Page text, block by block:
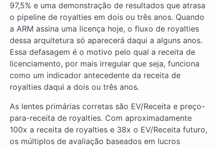
97,5% e uma demonstração de resultados que atrasa
o pipeline de royalties em dois ou três anos. Quando
a ARM assina uma licença hoje, o fluxo de royalties
dessa arquitetura só aparecerá daqui a alguns anos.
Essa defasagem é o motivo pelo qual a receita de
licenciamento, por mais irregular que seja, funciona
como um indicador antecedente da receita de
royalties daqui a dois ou três anos.
As lentes primárias corretas são EV/Receita e preço-
para-receita de royalties. Com aproximadamente
100x a receita de royalties e 38x o EV/Receita futuro,
os múltiplos de avaliação baseados em lucros